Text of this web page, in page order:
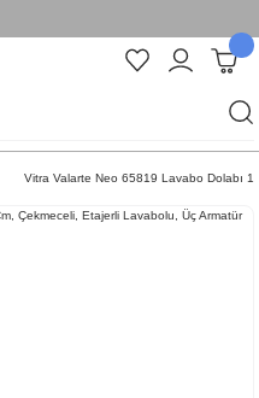
Vitra Valarte Neo 65819 Lavabo Dolabı